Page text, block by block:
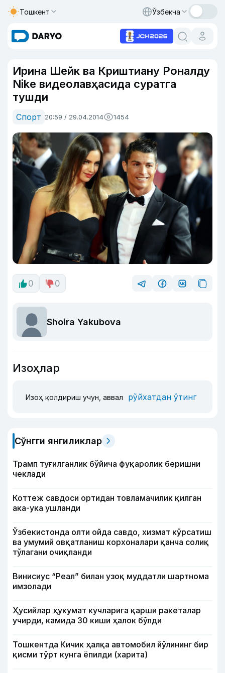
Тошкент Ўзбекча
Ирина Шейк ва Криштиану Роналду
Nike видеолавҳасида суратга
тушди
Спорт 20:59 / 29.04.2014 1454
0 0
Shoira Yakubova
Изоҳлар
Изоҳ қолдириш учун, аввал рўйхатдан ўтинг
Сўнгги янгиликлар
Трамп туғилганлик бўйича фуқаролик беришни
чеклади
Коттеж савдоси ортидан товламачилик қилган
ака-ука ушланди
Ўзбекистонда олти ойда савдо, хизмат кўрсатиш
ва умумий овқатланиш корхоналари қанча солиқ
тўлагани очиқланди
Винисиус “Реал” билан узоқ муддатли шартнома
имзолади
Ҳусийлар ҳукумат кучларига қарши ракеталар
учирди, камида 30 киши ҳалок бўлди
Тошкентда Кичик ҳалқа автомобил йўлининг бир
қисми тўрт кунга ёпилди (харита)